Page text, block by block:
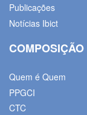
Publicações
Notícias Ibict
COMPOSIÇÃO
Quem é Quem
PPGCI
CTC